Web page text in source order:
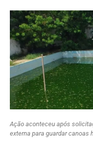
Ação aconteceu após
externa para guardar canoas